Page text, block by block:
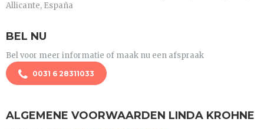
Allicante, España
BEL NU
Bel voor meer informatie of maak nu een afspraak
0031 6 28311033
ALGEMENE VOORWAARDEN LINDA KROHNE